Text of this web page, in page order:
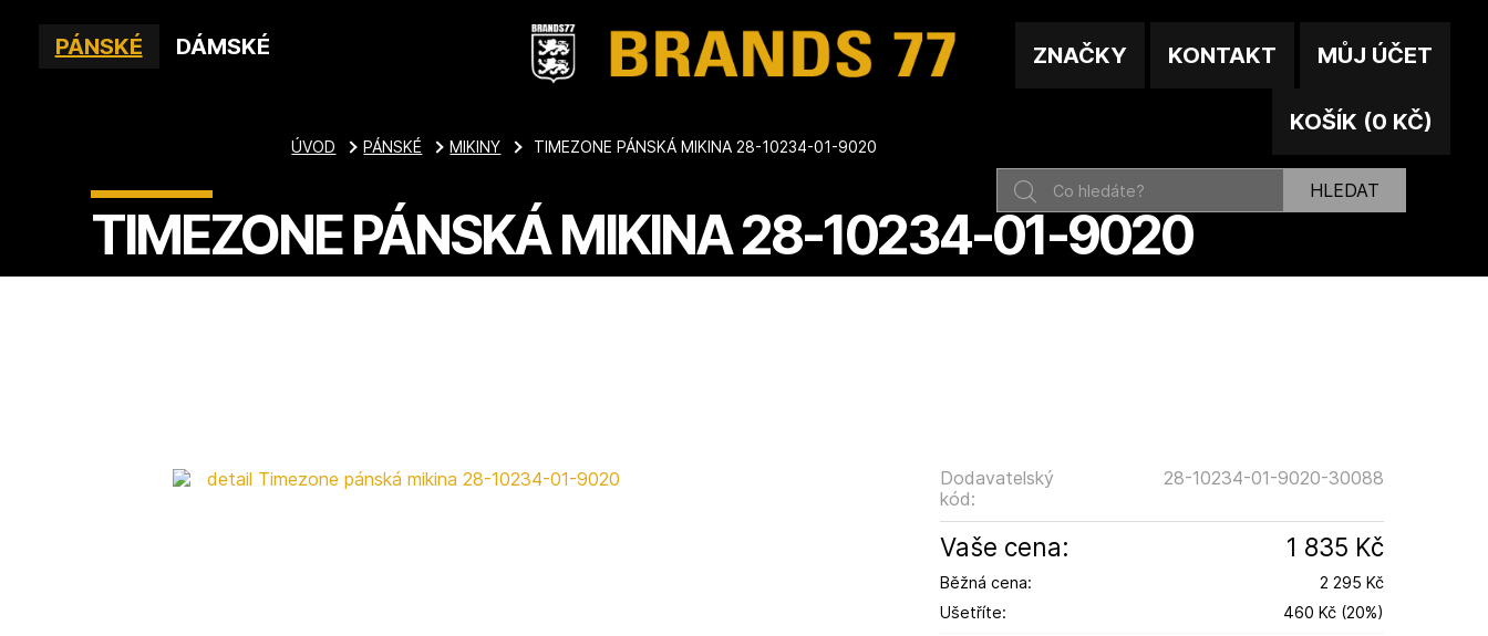
TIMEZONE PÁNSKÁ MIKINA 28-10234-01-9020
Dodavatelský
kód:
28-10234-01-9020-30088
Vaše cena: 1 835 Kč
Běžná cena:
2 295 Kč
Ušetříte:
460 Kč (20%)
HLEDAT
ZNAČKY KONTAKT MŮJ ÚČET
KOŠÍK (0 KČ)
ÚVOD PÁNSKÉ MIKINY TIMEZONE PÁNSKÁ MIKINA 28-10234-01-9020
PÁNSKÉ DÁMSKÉ